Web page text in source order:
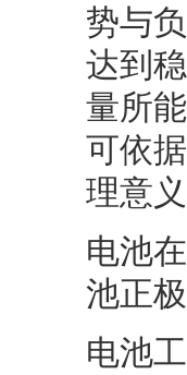
势与
达到
量所
可依
理意
电池
池正
电池